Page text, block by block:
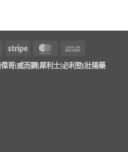
PayPal Stripe MasterCard
Delivery
哥|威而鋼|犀利士|必利勁|壯陽藥